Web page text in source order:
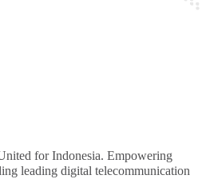
for Indonesia. Empowering
leading digital telecommunication